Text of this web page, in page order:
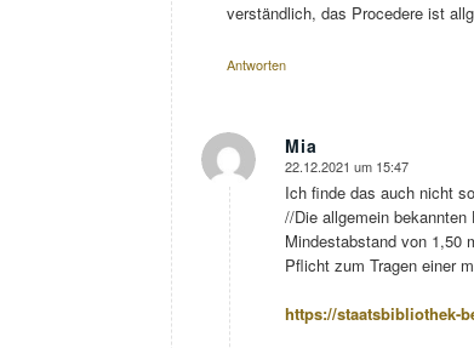
verständlich, das Procedere ist
Antworten
Mia
sagte:
22.12.2021 um 15:47
Ich finde das auch nicht
//Die allgemein
Mindestabstand von 1,50
Pflicht zum Tragen einer
https://staatsbibliothek-